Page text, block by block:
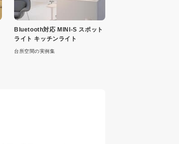
Bluetooth対応 MINI-S スポット
ライト キッチンライト
台所空間の実例集